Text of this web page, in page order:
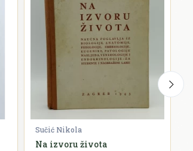
Sučić Nikola
Na izvoru života